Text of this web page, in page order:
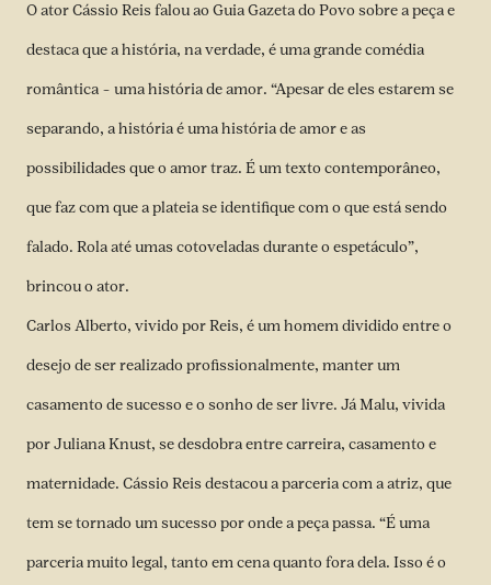
O ator Cássio Reis falou ao Guia Gazeta do Povo sobre a peça e
destaca que a história, na verdade, é uma grande comédia
romântica – uma história de amor. “Apesar de eles estarem se
separando, a história é uma história de amor e as
possibilidades que o amor traz. É um texto contemporâneo,
que faz com que a plateia se identifique com o que está sendo
falado. Rola até umas cotoveladas durante o espetáculo”,
brincou o ator.
Carlos Alberto, vivido por Reis, é um homem dividido entre o
desejo de ser realizado profissionalmente, manter um
casamento de sucesso e o sonho de ser livre. Já Malu, vivida
por Juliana Knust, se desdobra entre carreira, casamento e
maternidade. Cássio Reis destacou a parceria com a atriz, que
tem se tornado um sucesso por onde a peça passa. “É uma
parceria muito legal, tanto em cena quanto fora dela. Isso é o